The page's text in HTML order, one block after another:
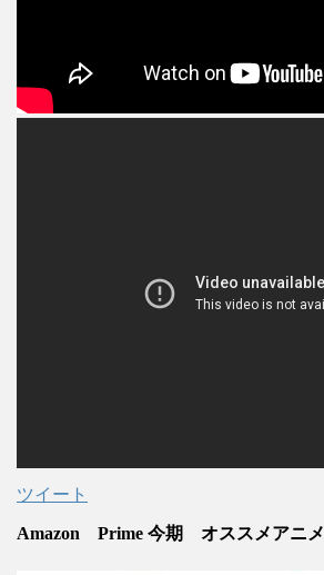
ツイート
Amazon Prime 今期 オススメアニメ